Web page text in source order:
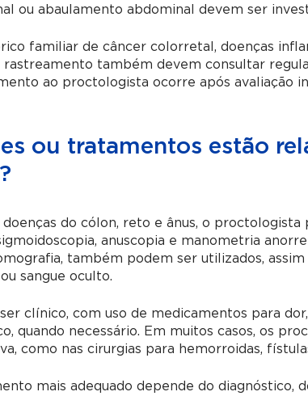
ou abaulamento abdominal devem ser
familiar de câncer colorretal, doenças
rastreamento também devem consultar
ao proctologista ocorre após avaliação
ou tratamentos estão
doenças do cólon, reto e ânus, o
anuscopia e manometria
também podem ser utilizados,
sangue oculto.
clínico, com uso de medicamentos para
quando necessário. Em muitos casos, os
como nas cirurgias para hemorroidas,
mais adequado depende do diagnóstico,